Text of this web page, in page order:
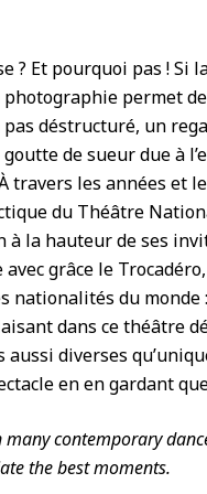
? Et pourquoi pas ! Si
permet
déstructuré, un
de sueur due à
travers les années et
du Théâtre
à la hauteur de ses
grâce le
du monde :
dans ce théâtre
diverses
en en gardant
many contemporary
the best moments.